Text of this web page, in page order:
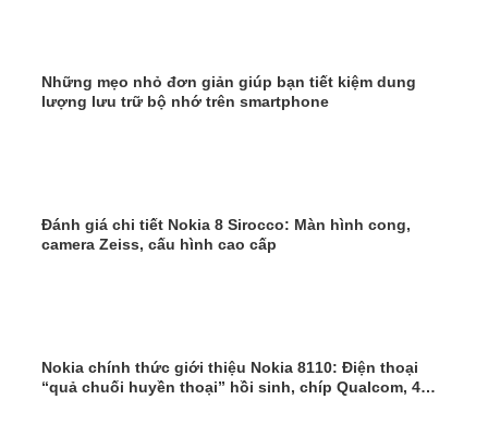
Những mẹo nhỏ đơn giản giúp bạn tiết kiệm dung
lượng lưu trữ bộ nhớ trên smartphone
Đánh giá chi tiết Nokia 8 Sirocco: Màn hình cong,
camera Zeiss, cấu hình cao cấp
Nokia chính thức giới thiệu Nokia 8110: Điện thoại
“quả chuối huyền thoại” hồi sinh, chíp Qualcom, 4G,